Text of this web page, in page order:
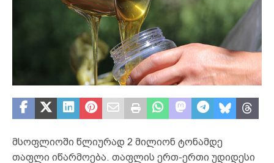
მსოფლიოში წლიურად 2 მილიონ ტონამდე
თაფლი იწარმოება. თაფლის ერთ-ერთი უდიდესი